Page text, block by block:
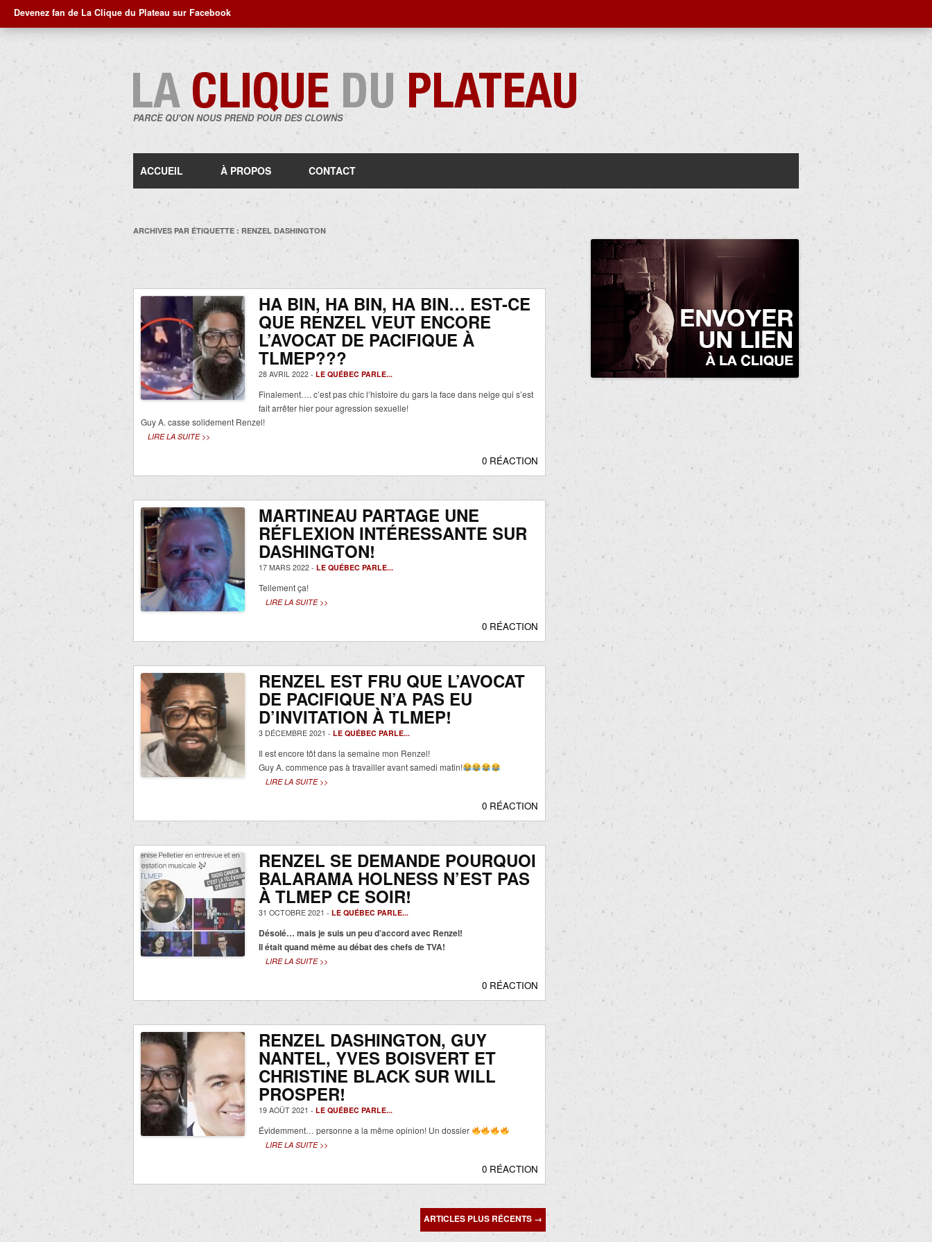
Devenez fan de La Clique du Plateau sur Facebook
PARCE QU'ON NOUS PREND POUR DES CLOWNS
au
ACCUEIL À PROPOS CONTACT
ARCHIVES PAR ÉTIQUETTE : RENZEL DASHINGTON
HA BIN, HA BIN, HA BIN… EST-CE
QUE RENZEL VEUT ENCORE
L’AVOCAT DE PACIFIQUE À
TLMEP???
28 AVRIL 2022 - LE QUÉBEC PARLE...
Finalement…. c’est pas chic l’histoire du gars la face dans neige qui s’est
fait arrêter hier pour agression sexuelle!
Guy A. casse solidement Renzel!
LIRE LA SUITE >>
0 RÉACTION
MARTINEAU PARTAGE UNE
RÉFLEXION INTÉRESSANTE SUR
DASHINGTON!
17 MARS 2022 - LE QUÉBEC PARLE...
Tellement ça!
LIRE LA SUITE >>
0 RÉACTION
RENZEL EST FRU QUE L’AVOCAT
DE PACIFIQUE N’A PAS EU
D’INVITATION À TLMEP!
3 DÉCEMBRE 2021 - LE QUÉBEC PARLE...
Il est encore tôt dans la semaine mon Renzel!
Guy A. commence pas à travailler avant samedi matin!
LIRE LA SUITE >>
0 RÉACTION
RENZEL SE DEMANDE POURQUOI
BALARAMA HOLNESS N’EST PAS
À TLMEP CE SOIR!
31 OCTOBRE 2021 - LE QUÉBEC PARLE...
Désolé… mais je suis un peu d’accord avec Renzel!
Il était quand même au débat des chefs de TVA!
LIRE LA SUITE >>
0 RÉACTION
RENZEL DASHINGTON, GUY
NANTEL, YVES BOISVERT ET
CHRISTINE BLACK SUR WILL
PROSPER!
19 AOÛT 2021 - LE QUÉBEC PARLE...
Évidemment… personne a la même opinion! Un dossier
LIRE LA SUITE >>
0 RÉACTION
des
ARTICLES PLUS RÉCENTS →